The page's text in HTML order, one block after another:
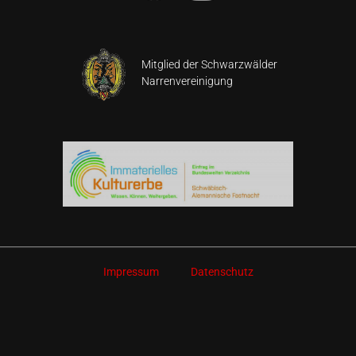
Mitglied der Schwarzwälder
Narrenvereinigung
Impressum Datenschutz